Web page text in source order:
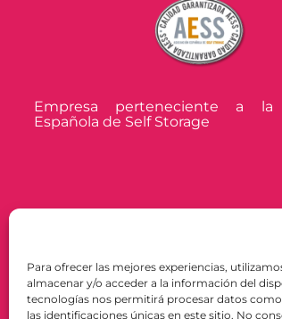
Para ofrecer las mejores experiencias,
almacenar y/o acceder a la información del
tecnologías nos permitirá procesar datos
las identificaciones únicas en este sitio. No
Empresa perteneciente a la
Española de Self Storage